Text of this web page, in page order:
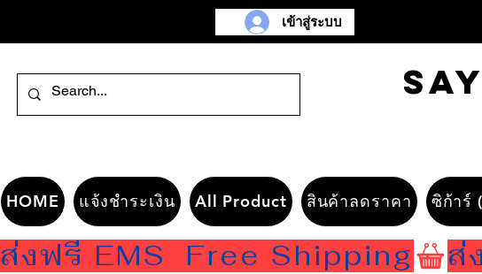
เข้าสู่ระบบ
HOME แจ้งชำระเงิน All Product สินค้าลดราคา ซิก้าร์
ส่งฟรี EMS  Free Shipping